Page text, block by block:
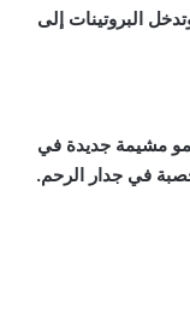
البروتينات إلى
مشيمة جديدة في
في جدار الرحم.